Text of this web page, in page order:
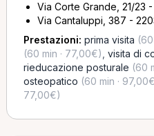
Via Corte Grande, 21/23
Via Cantaluppi, 387 -
Prestazioni: prima visita
(60 min · 77,00€) visita di
rieducazione posturale (60
osteopatico (60 min ·
77,00€)